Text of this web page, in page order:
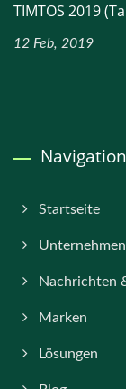
TIMTOS 2019
12 Feb, 2019
Navigation
Startseite
Unternehmen
Nachrichten
Marken
Lösungen